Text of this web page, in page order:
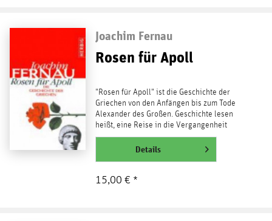
Joachim Fernau
Rosen für Apoll
"Rosen für Apoll" ist die Geschichte der
Griechen von den Anfängen bis zum Tode
Alexander des Großen. Geschichte lesen
heißt, eine Reise in die Vergangenheit
machen. Fernaus...
weiterlesenDetails
15,00 € *